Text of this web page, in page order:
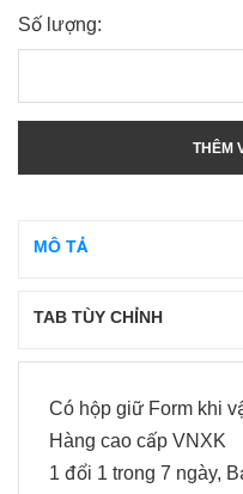
Số lượng:
THÊM
MÔ TẢ
TAB TÙY CHỈNH
Có hộp giữ Form khi
Hàng cao cấp VNXK
1 đổi 1 trong 7 ngày,